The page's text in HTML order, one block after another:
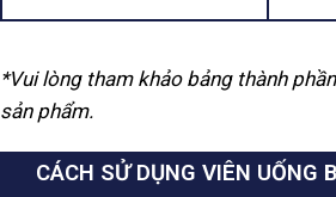
*Vui lòng tham khảo bảng thành
sản phẩm.
CÁCH SỬ DỤNG VIÊN UỐNG